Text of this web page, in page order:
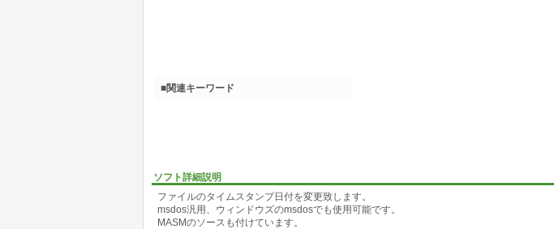
ソフト詳細説明
ファイルのタイムスタンプ日付を変更致します。
msdos汎用、ウィンドウズのmsdosでも使用可能です。
MASMのソースも付けています。
■関連キーワード